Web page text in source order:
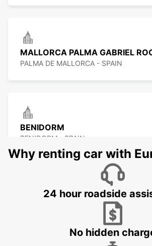
MALLORCA PALMA GABRIEL
PALMA DE MALLORCA - SPAIN
BENIDORM
BENIDORM - SPAIN
MALLORCA PLAYA DE PALMA
Why renting car with
24 hour roadside
No hidden